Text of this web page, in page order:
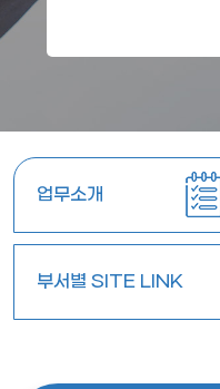
업무소개
부서별 SITE LINK